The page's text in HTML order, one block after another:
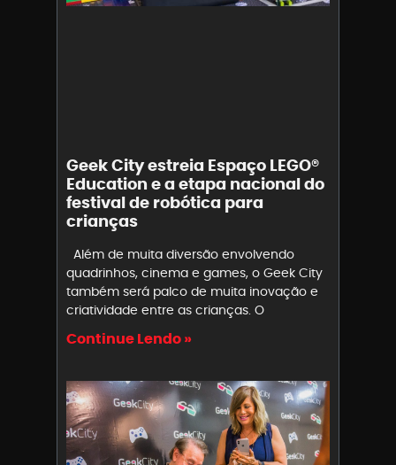
Geek City estreia Espaço LEGO®
Education e a etapa nacional do
festival de robótica para
crianças
Além de muita diversão envolvendo
quadrinhos, cinema e games, o Geek City
também será palco de muita inovação e
criatividade entre as crianças. O
Continue Lendo »